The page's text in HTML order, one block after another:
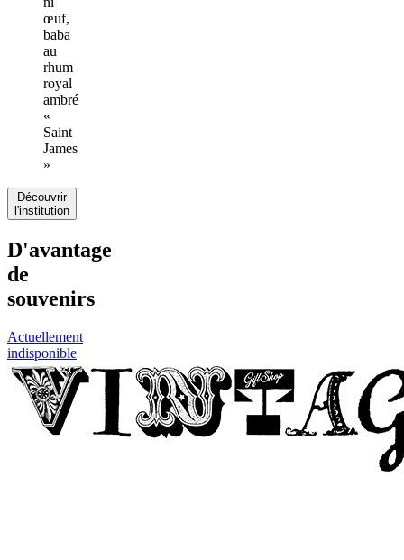
œuf,
baba
au
rhum
royal
ambré
«
Saint
James
»
Découvrir
l'institution
D'avantage
de
souvenirs
Actuellement
indisponible